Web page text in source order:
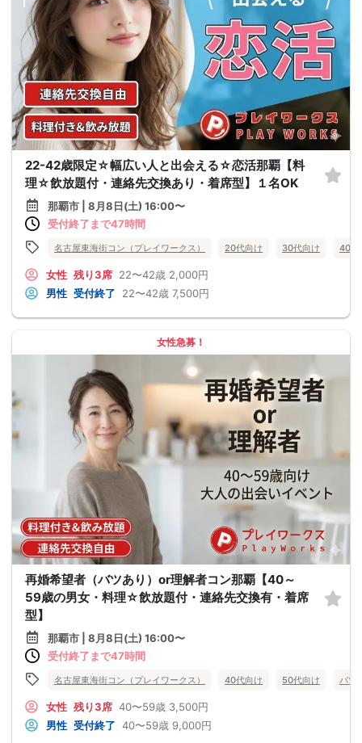
22-42歳限定☆幅広い人と出会える☆恋活那覇【料
理☆飲放題付・連絡先交換あり・着席型】１名OK
那覇市 | 8月8日(土) 16:00〜
受付終了まで47時間
名古屋東海街コン（プレイワークス） 20代向け 30代向け 40代
女性 残り3席 22〜42歳 2,000円
男性 受付終了 22〜42歳 7,500円
女性急募！
再婚希望者（バツあり）or理解者コン那覇【40～
59歳の男女・料理☆飲放題付・連絡先交換有・着席
型】
那覇市 | 8月8日(土) 16:00〜
受付終了まで47時間
名古屋東海街コン（プレイワークス） 40代向け 50代向け バツ
女性 残り3席 40〜59歳 3,500円
男性 受付終了 40〜59歳 9,000円